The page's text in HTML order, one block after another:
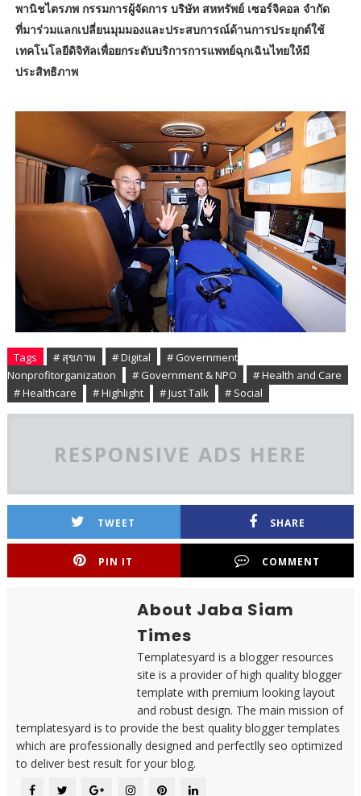
พานิชไตรภพ กรรมการผู้จัดการ บริษัท สหทรัพย์ เซอร์จิคอล จำกัด
ที่มาร่วมแลกเปลี่ยนมุมมองและประสบการณ์ด้านการประยุกต์ใช้
เทคโนโลยีดิจิทัลเพื่อยกระดับบริการการแพทย์ฉุกเฉินไทยให้มี
ประสิทธิภาพ
Tags # สุขภาพ # Digital
# Government
Nonprofitorganization
# Government & NPO
# Health and Care
# Healthcare
# Highlight # Just Talk # Social
RESPONSIVE ADS HERE
TWEET SHARE
PIN IT COMMENT
About Jaba Siam
Times
Templatesyard is a blogger resources
site is a provider of high quality blogger
template with premium looking layout
and robust design. The main mission of
templatesyard is to provide the best quality blogger templates
which are professionally designed and perfectlly seo optimized
to deliver best result for your blog.